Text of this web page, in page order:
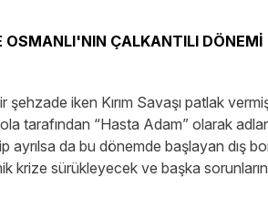
OSMANLI'NIN ÇALKANTILI DÖNEMİ
iken Kırım Savaşı patlak
tarafından “Hasta Adam” olarak
ayrılsa da bu dönemde başlayan dış
krize sürükleyecek ve başka